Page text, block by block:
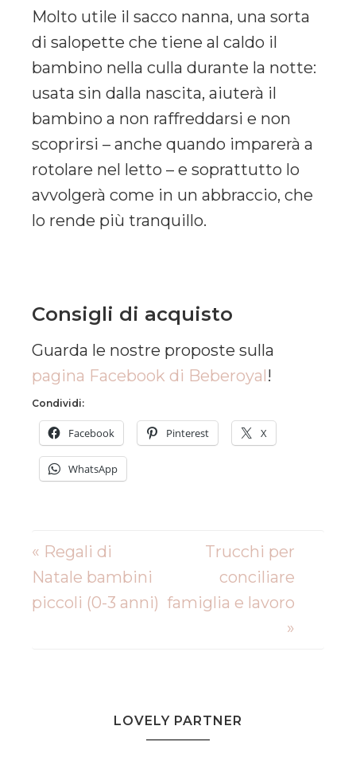
Molto utile il sacco nanna, una sorta
di salopette che tiene al caldo il
bambino nella culla durante la notte:
usata sin dalla nascita, aiuterà il
bambino a non raffreddarsi e non
scoprirsi – anche quando imparerà a
rotolare nel letto – e soprattutto lo
avvolgerà come in un abbraccio, che
lo rende più tranquillo.
Consigli di acquisto
Guarda le nostre proposte sulla
pagina Facebook di Beberoyal!
Condividi:
Facebook Pinterest X
WhatsApp
« Regali di
Natale bambini
piccoli (0-3 anni)
Trucchi per
conciliare
famiglia e lavoro
»
LOVELY PARTNER